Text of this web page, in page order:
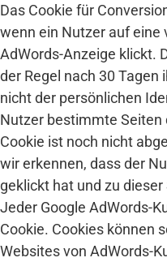
Das Cookie für
wenn ein Nutzer auf eine
AdWords-Anzeige klickt.
der Regel nach 30 Tagen
nicht der persönlichen
Nutzer bestimmte Seiten
Cookie ist noch nicht
wir erkennen, dass der
geklickt hat und zu
Jeder Google AdWords-
Cookie. Cookies können
Websites von AdWords-